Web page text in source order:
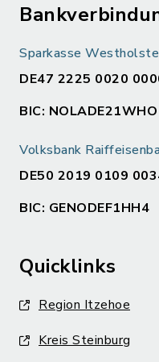
Sparkasse
DE47 2225 0020
BIC: NOLADE21WHO
Volksbank
DE50 2019 0109
BIC: GENODEF1HH4
Quicklinks
Region Itzehoe
Kreis Steinburg